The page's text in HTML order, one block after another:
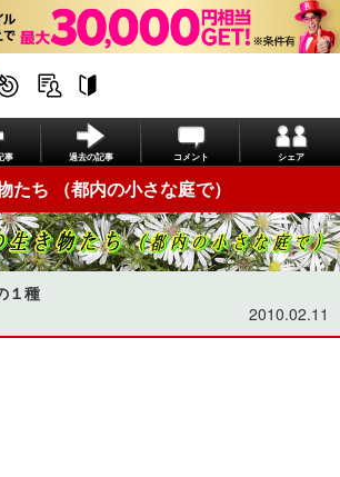
事 過去の記事 コメント シェア
たち （都内の小さな庭で）
１種
2010.02.11